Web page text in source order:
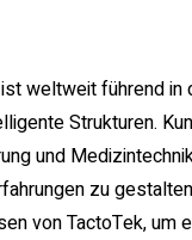
weltweit führend
Strukturen.
und
zu
von TactoTek,